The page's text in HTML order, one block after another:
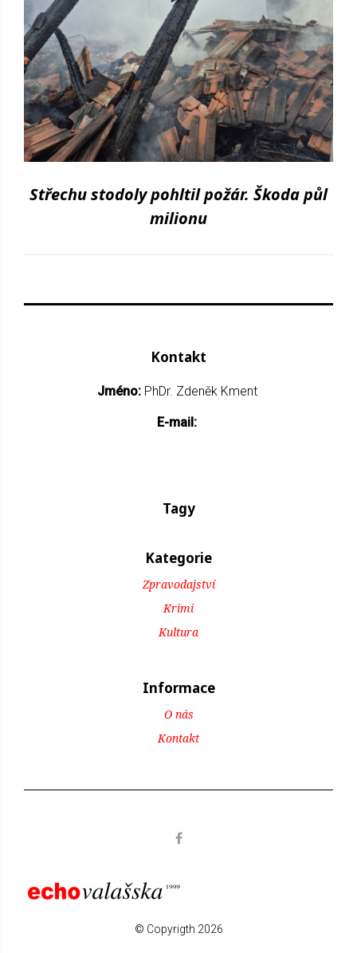
Střechu stodoly pohltil požár. Škoda půl
milionu
Kontakt
Jméno: PhDr. Zdeněk Kment
E-mail:
Tagy
Kategorie
Zpravodajství
Krimi
Kultura
Informace
O nás
Kontakt
© Copyrigth 2026